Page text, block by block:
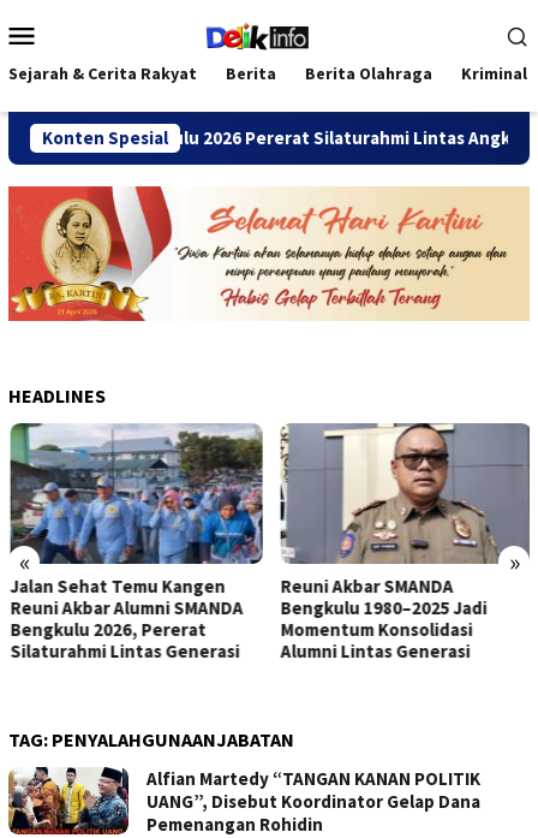
ke
kontenMobile
Sejarah & Cerita Rakyat Berita Berita Olahraga Kriminal
Konten Spesial
Bengkulu 2026 Pererat Silaturahmi Lintas Angkatan
HEADLINES
« »
Jalan Sehat Temu Kangen
Reuni Akbar Alumni SMANDA
Bengkulu 2026, Pererat
Silaturahmi Lintas Generasi
Reuni Akbar SMANDA
Bengkulu 1980–2025 Jadi
Momentum Konsolidasi
Alumni Lintas Generasi
TAG: PENYALAHGUNAANJABATAN
Alfian Martedy “TANGAN KANAN POLITIK
UANG”, Disebut Koordinator Gelap Dana
Pemenangan Rohidin